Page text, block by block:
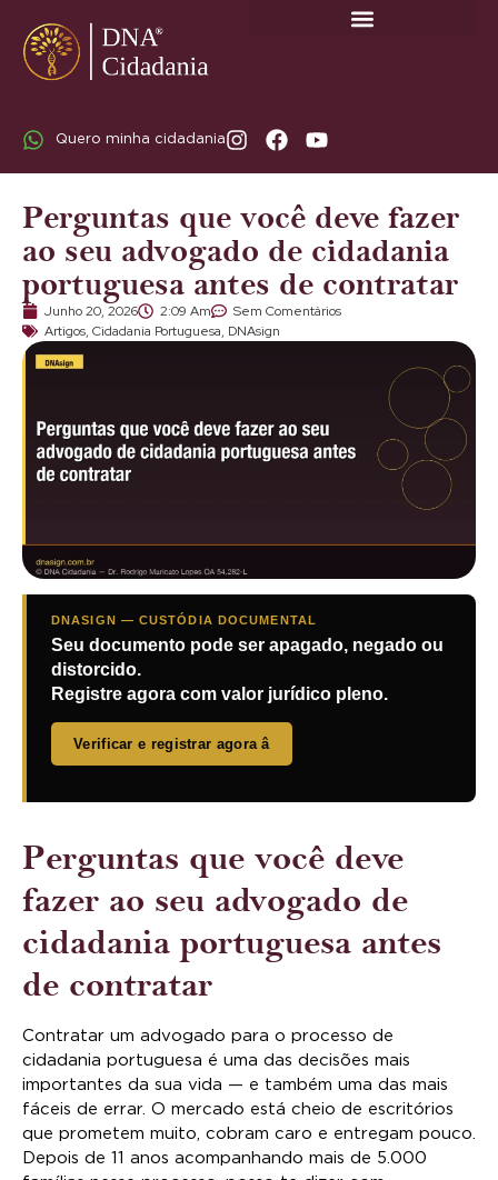
Quero minha cidadania
Perguntas que você deve fazer
ao seu advogado de cidadania
portuguesa antes de contratar
Junho 20, 2026 2:09 Am
Sem Comentários
Artigos, Cidadania Portuguesa, DNAsign
DNASIGN — CUSTÓDIA DOCUMENTAL
Seu documento pode ser apagado, negado ou
distorcido.
Registre agora com valor jurídico pleno.
Verificar e registrar agora â
Perguntas que você deve
fazer ao seu advogado de
cidadania portuguesa antes
de contratar
Contratar um advogado para o processo de
cidadania portuguesa é uma das decisões mais
importantes da sua vida — e também uma das mais
fáceis de errar. O mercado está cheio de escritórios
que prometem muito, cobram caro e entregam pouco.
Depois de 11 anos acompanhando mais de 5.000